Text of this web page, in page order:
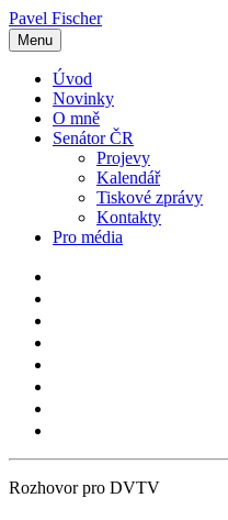
Pavel Fischer
Menu
Úvod
Novinky
O mně
Senátor ČR
Projevy
Kalendář
Tiskové zprávy
Kontakty
Pro média
Rozhovor pro DVTV